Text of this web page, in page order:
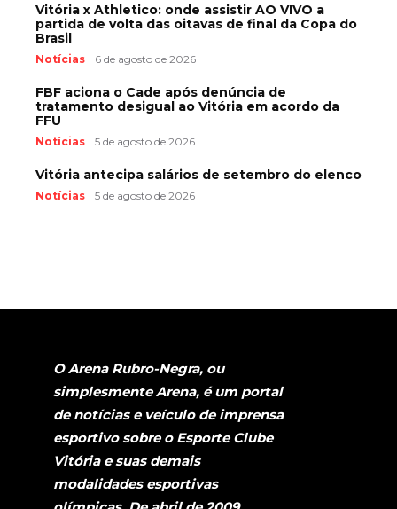
Vitória x Athletico: onde assistir AO VIVO a
partida de volta das oitavas de final da Copa do
Brasil
Notícias 6 de agosto de 2026
FBF aciona o Cade após denúncia de
tratamento desigual ao Vitória em acordo da
FFU
Notícias 5 de agosto de 2026
Vitória antecipa salários de setembro do elenco
Notícias 5 de agosto de 2026
O Arena Rubro-Negra, ou
simplesmente Arena, é um portal
de notícias e veículo de imprensa
esportivo sobre o Esporte Clube
Vitória e suas demais
modalidades esportivas